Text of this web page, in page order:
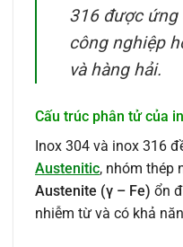
316 được
công nghiệp
và hàng hải.
Cấu trúc phân tử của
Inox 304 và inox 316
Austenitic, nhóm thép
Austenite (γ – Fe) ổn
nhiễm từ và có khả